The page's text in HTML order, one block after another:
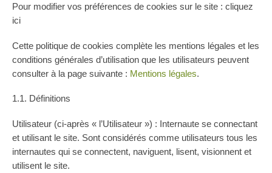
Pour modifier vos préférences de cookies sur le site : cliquez
ici
Cette politique de cookies complète les mentions légales et les
conditions générales d’utilisation que les utilisateurs peuvent
consulter à la page suivante : Mentions légales.
1.1. Définitions
Utilisateur (ci-après « l’Utilisateur ») : Internaute se connectant
et utilisant le site. Sont considérés comme utilisateurs tous les
internautes qui se connectent, naviguent, lisent, visionnent et
utilisent le site.